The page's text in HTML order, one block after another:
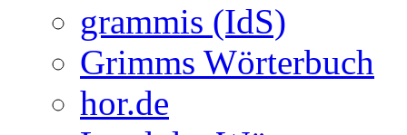
grammis (IdS)
Grimms Wörterbuch
hor.de